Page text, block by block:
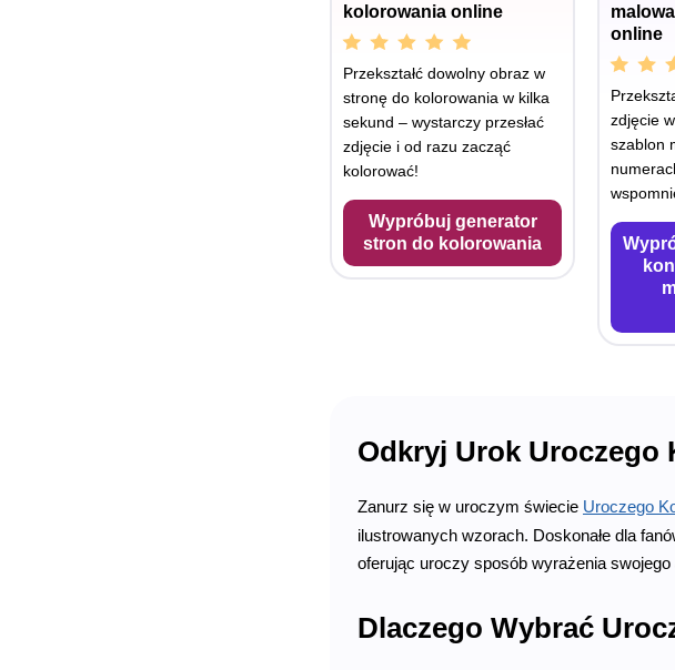
kolorowania online
Przekształć dowolny obraz w
stronę do kolorowania w kilka
sekund – wystarczy przesłać
zdjęcie i od razu zacząć
kolorować!
Wypróbuj generator
stron do kolorowania
online
zdjęcie
szablon
Odkryj Urok Uroczego
Zanurz się w uroczym świecie Uroczego
ilustrowanych wzorach. Doskonałe dla
oferując uroczy sposób wyrażenia
Dlaczego Wybrać